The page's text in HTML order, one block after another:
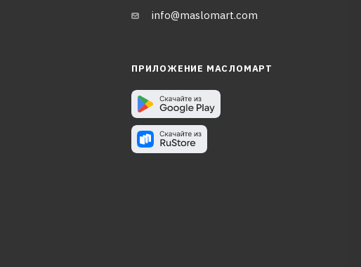
info@maslomart.com
ПРИЛОЖЕНИЕ МАСЛОМАРТ